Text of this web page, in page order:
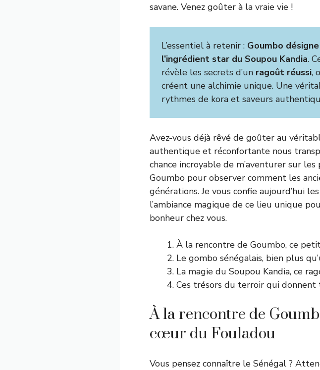
savane. Venez goûter à la vraie vie !
L’essentiel à retenir : Goumbo
l’ingrédient star du Soupou Kandia.
révèle les secrets d’un ragoût réussi,
créent une alchimie unique. Une
rythmes de kora et saveurs
Avez-vous déjà rêvé de goûter au
authentique et réconfortante nous
chance incroyable de m’aventurer sur
Goumbo pour observer comment les
générations. Je vous confie aujourd’hui
l’ambiance magique de ce lieu unique
bonheur chez vous.
À la rencontre de Goumbo, ce
Le gombo sénégalais, bien plus
La magie du Soupou Kandia, ce
Ces trésors du terroir qui
À la rencontre de
cœur du Fouladou
Vous pensez connaître le Sénégal ?